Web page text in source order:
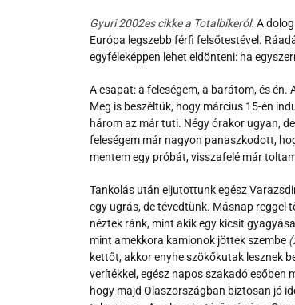
Gyuri 2002es cikke a Totalbikeról. A
Európa legszebb férfi felsőtestével.
egyféleképpen lehet eldönteni: ha
A csapat: a feleségem, a barátom, és én.
Meg is beszéltük, hogy március 15-én
három az már tuti. Négy órakor ugyan,
feleségem már nagyon panaszkodott,
mentem egy próbát, visszafelé már
Tankolás után eljutottunk egész
egy ugrás, de tévedtünk. Másnap reggel
néztek ránk, mint akik egy kicsit
mint amekkora kamionok jöttek szembe
kettőt, akkor enyhe szökőkutak lesznek
verítékkel, egész napos szakadó
hogy majd Olaszországban biztosan jó